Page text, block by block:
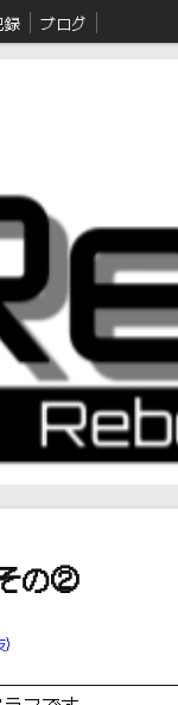
録 ブログ
の②
)